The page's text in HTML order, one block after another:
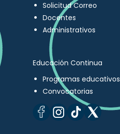
Solicitud Correo
Docentes
Administrativos
Educación Continua
Programas educativos
Convocatorias